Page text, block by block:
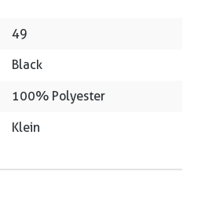
49
Black
100% Polyester
Klein